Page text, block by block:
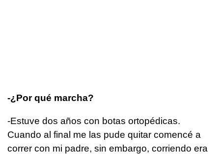
-¿Por qué marcha?
-Estuve dos años con botas ortopédicas.
Cuando al final me las pude quitar comencé a
correr con mi padre, sin embargo, corriendo era